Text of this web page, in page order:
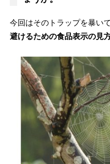
今回はそのトラップを暴いて
避けるための食品表示の見